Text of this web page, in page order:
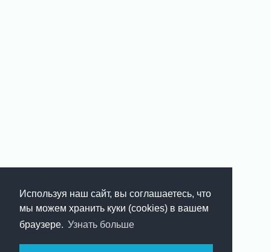
Используя наш сайт, вы соглашаетесь, что
мы можем хранить куки (cookies) в вашем
браузере. Узнать больше